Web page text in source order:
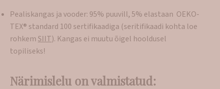
Pealiskangas ja vooder: 95% puuvill, 5% elastaan OEKO-
TEX® standard 100 sertifikaadiga (seritifikaadi kohta loe
rohkemSIIT). Kangas ei muutu õigel hooldusel
topiliseks!
Närimislelu on valmistatud: